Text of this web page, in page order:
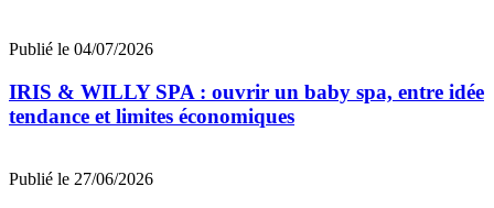
Publié le 04/07/2026
IRIS & WILLY SPA : ouvrir un baby spa, entre idée
tendance et limites économiques
Publié le 27/06/2026